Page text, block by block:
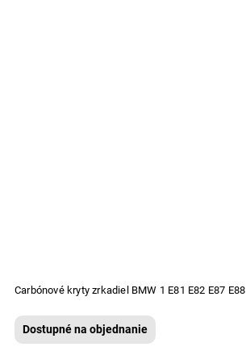
Carbónové kryty zrkadiel BMW 1 E81 E82 E87 E88
Dostupné na objednanie